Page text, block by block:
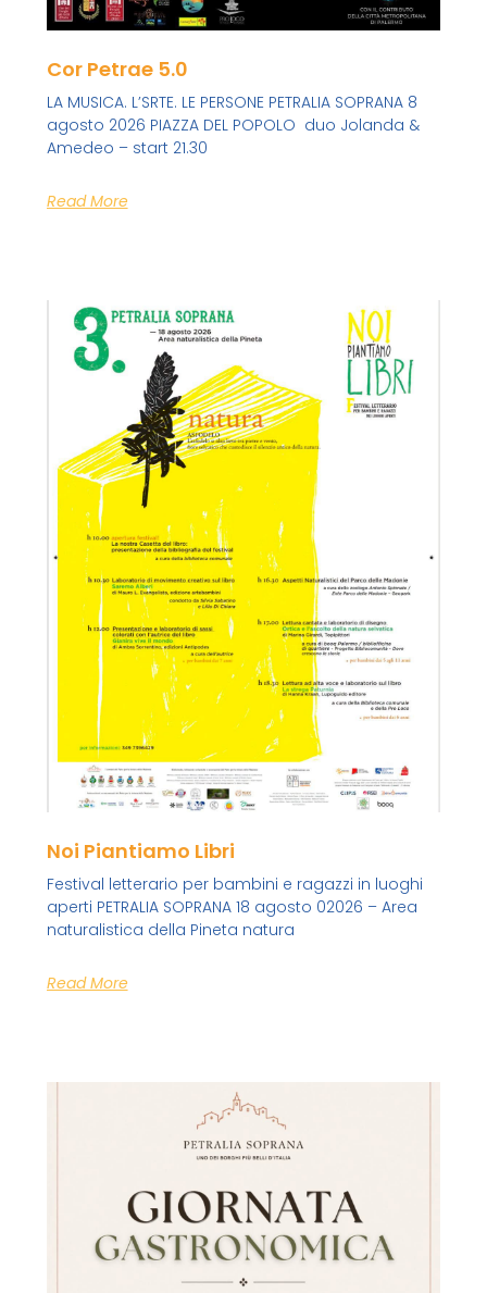
Cor Petrae 5.0
LA MUSICA. L’SRTE. LE PERSONE PETRALIA SOPRANA 8
agosto 2026 PIAZZA DEL POPOLO duo Jolanda &
Amedeo – start 21.30
Read More
Noi Piantiamo Libri
Festival letterario per bambini e ragazzi in luoghi
aperti PETRALIA SOPRANA 18 agosto 02026 – Area
naturalistica della Pineta natura
Read More